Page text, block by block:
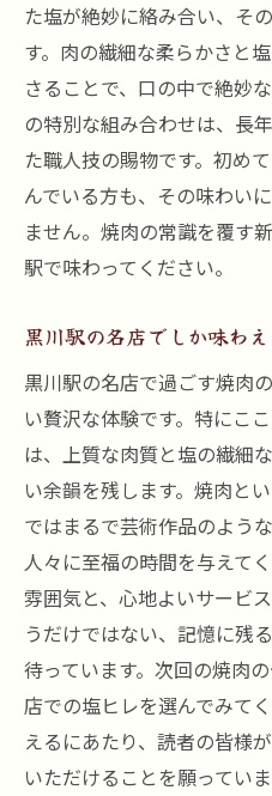
た塩が絶妙に絡み合い、そ
す。肉の繊細な柔らかさと
さることで、口の中で絶妙
の特別な組み合わせは、長
た職人技の賜物です。初め
んでいる方も、その味わい
ません。焼肉の常識を覆す
駅で味わってください。
黒川駅の名店でしか味わ
黒川駅の名店で過ごす焼肉
い贅沢な体験です。特にこ
は、上質な肉質と塩の繊細
い余韻を残します。焼肉と
ではまるで芸術作品のよう
人々に至福の時間を与えて
雰囲気と、心地よいサービ
うだけではない、記憶に残
待っています。次回の焼肉
店での塩ヒレを選んでみて
えるにあたり、読者の皆様
いただけることを願っていま